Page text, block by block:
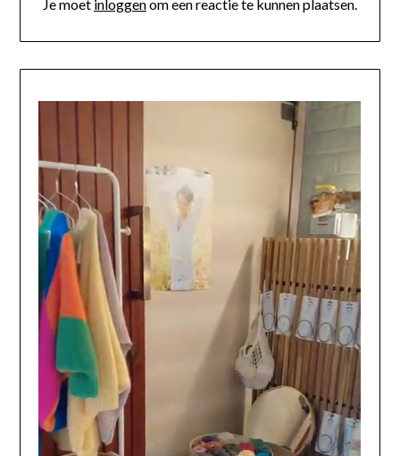
Je moet inloggenom een reactie te kunnen plaatsen.